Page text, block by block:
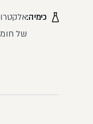
כימיה:
של